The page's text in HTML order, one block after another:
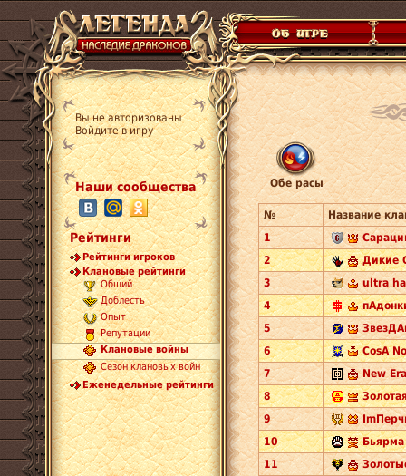
Вы не авторизованы
Войдите в игру
Наши сообщества
Рейтинги
Рейтинги игроков
Клановые рейтинги
Общий
Доблесть
Опыт
Репутации
Клановые войны
Сезон клановых войн
Еженедельные рейтинги
Обе расы
№
Название
1
2
Дикие
3
ultra
4
5
6
CosA
7
New
8
9
10
11